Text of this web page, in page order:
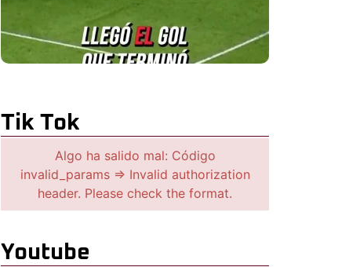
Tik Tok
Algo ha salido mal: Código
invalid_params => Invalid authorization
header. Please check the format.
Youtube